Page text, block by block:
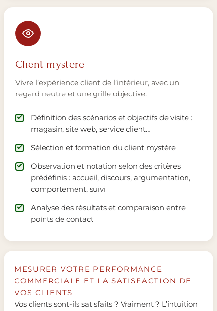
Client mystère
Vivre l’expérience client de l’intérieur, avec un
regard neutre et une grille objective.
Définition des scénarios et objectifs de visite :
magasin, site web, service client…
Sélection et formation du client mystère
Observation et notation selon des critères
prédéfinis : accueil, discours, argumentation,
comportement, suivi
Analyse des résultats et comparaison entre
points de contact
MESURER VOTRE PERFORMANCE
COMMERCIALE ET LA SATISFACTION DE
VOS CLIENTS
Vos clients sont-ils satisfaits ? Vraiment ? L’intuition